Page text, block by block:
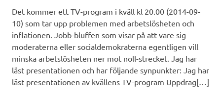
Det kommer ett TV-program i kväll kl 20.00 (2014-09-
10) som tar upp problemen med arbetslösheten och
inflationen. Jobb-bluffen som visar på att vare sig
moderaterna eller socialdemokraterna egentligen vill
minska arbetslösheten ner mot noll-strecket. Jag har
läst presentationen och har följande synpunkter: Jag har
läst presentationen av kvällens TV-program Uppdrag[…]